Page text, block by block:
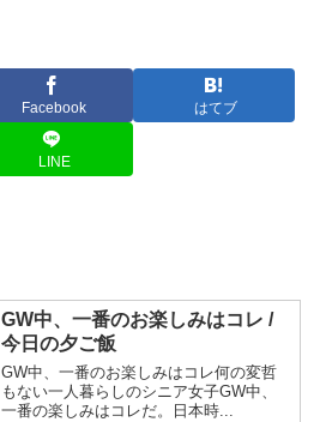
Facebook はてブ
LINE
GW中、一番のお楽しみはコレ /
今日の夕ご飯
GW中、一番のお楽しみはコレ何の変哲
もない一人暮らしのシニア女子GW中、
一番の楽しみはコレだ。日本時...